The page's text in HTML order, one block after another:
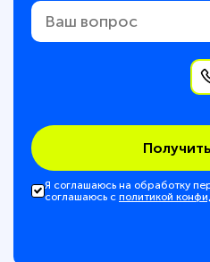
Я соглашаюсь на обработку
соглашаюсь с политикой